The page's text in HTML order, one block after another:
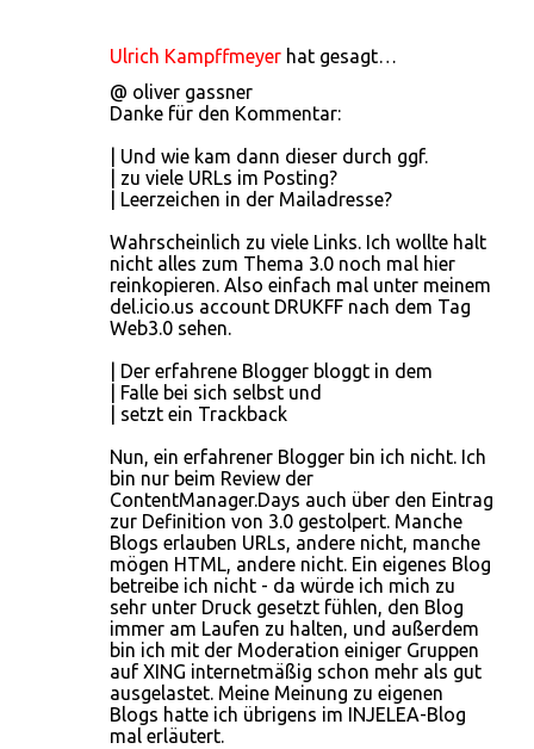
Ulrich Kampffmeyer hat gesagt…
@ oliver gassner
Danke für den Kommentar:
| Und wie kam dann dieser durch ggf.
| zu viele URLs im Posting?
| Leerzeichen in der Mailadresse?
Wahrscheinlich zu viele Links. Ich wollte halt
nicht alles zum Thema 3.0 noch mal hier
reinkopieren. Also einfach mal unter meinem
del.icio.us account DRUKFF nach dem Tag
Web3.0 sehen.
| Der erfahrene Blogger bloggt in dem
| Falle bei sich selbst und
| setzt ein Trackback
Nun, ein erfahrener Blogger bin ich nicht. Ich
bin nur beim Review der
ContentManager.Days auch über den Eintrag
zur Definition von 3.0 gestolpert. Manche
Blogs erlauben URLs, andere nicht, manche
mögen HTML, andere nicht. Ein eigenes Blog
betreibe ich nicht - da würde ich mich zu
sehr unter Druck gesetzt fühlen, den Blog
immer am Laufen zu halten, und außerdem
bin ich mit der Moderation einiger Gruppen
auf XING internetmäßig schon mehr als gut
ausgelastet. Meine Meinung zu eigenen
Blogs hatte ich übrigens im INJELEA-Blog
mal erläutert.